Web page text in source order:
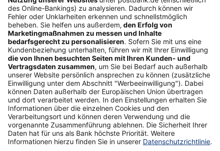
Folgen Sie uns
Postbank Newsletter
E-Mail-Adresse Abonnieren